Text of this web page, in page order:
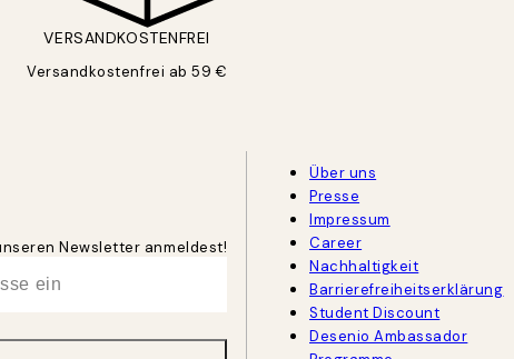
VERSANDKOSTENFREI
Versandkostenfrei ab 59 €
Newsletter anmeldest!
Über uns
Presse
Impressum
Career
Nachhaltigkeit
Barrierefreiheitserklärung
Student Discount
Desenio Ambassador